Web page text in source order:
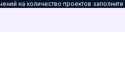
на количество проектов заполните